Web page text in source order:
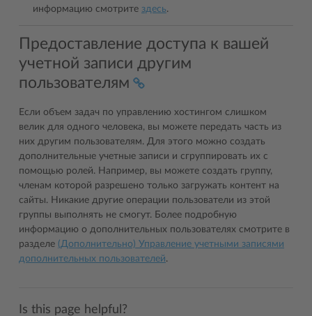
информацию смотрите здесь.
Предоставление доступа к вашей
учетной записи другим
пользователям
Если объем задач по управлению хостингом слишком
велик для одного человека, вы можете передать часть из
них другим пользователям. Для этого можно создать
дополнительные учетные записи и сгруппировать их с
помощью ролей. Например, вы можете создать группу,
членам которой разрешено только загружать контент на
сайты. Никакие другие операции пользователи из этой
группы выполнять не смогут. Более подробную
информацию о дополнительных пользователях смотрите в
разделе (Дополнительно) Управление учетными записями
дополнительных пользователей.
Is this page helpful?